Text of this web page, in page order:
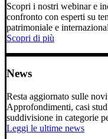
Scopri i nostri webinar e
confronto con esperti su
patrimoniale e
Scopri di più
News
Resta aggiornato sulle
Approfondimenti, casi
suddivisione in categorie
Leggi le ultime news